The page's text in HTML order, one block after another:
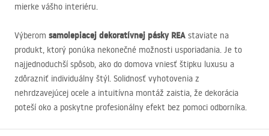
mierke vášho interiéru.
Výberom samolepiacej dekoratívnej pásky REA staviate na
produkt, ktorý ponúka nekonečné možnosti usporiadania. Je to
najjednoduchší spôsob, ako do domova vniesť štipku luxusu a
zdôrazniť individuálny štýl. Solidnosť vyhotovenia z
nehrdzavejúcej ocele a intuitívna montáž zaistia, že dekorácia
poteší oko a poskytne profesionálny efekt bez pomoci odborníka.